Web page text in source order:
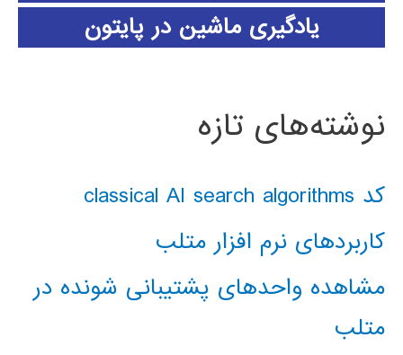
یادگیری ماشین در پایتون
نوشته‌های تازه
کد classical AI search algorithms
کاربردهای نرم افزار متلب
مشاهده واحدهای پشتیبانی شونده در
متلب